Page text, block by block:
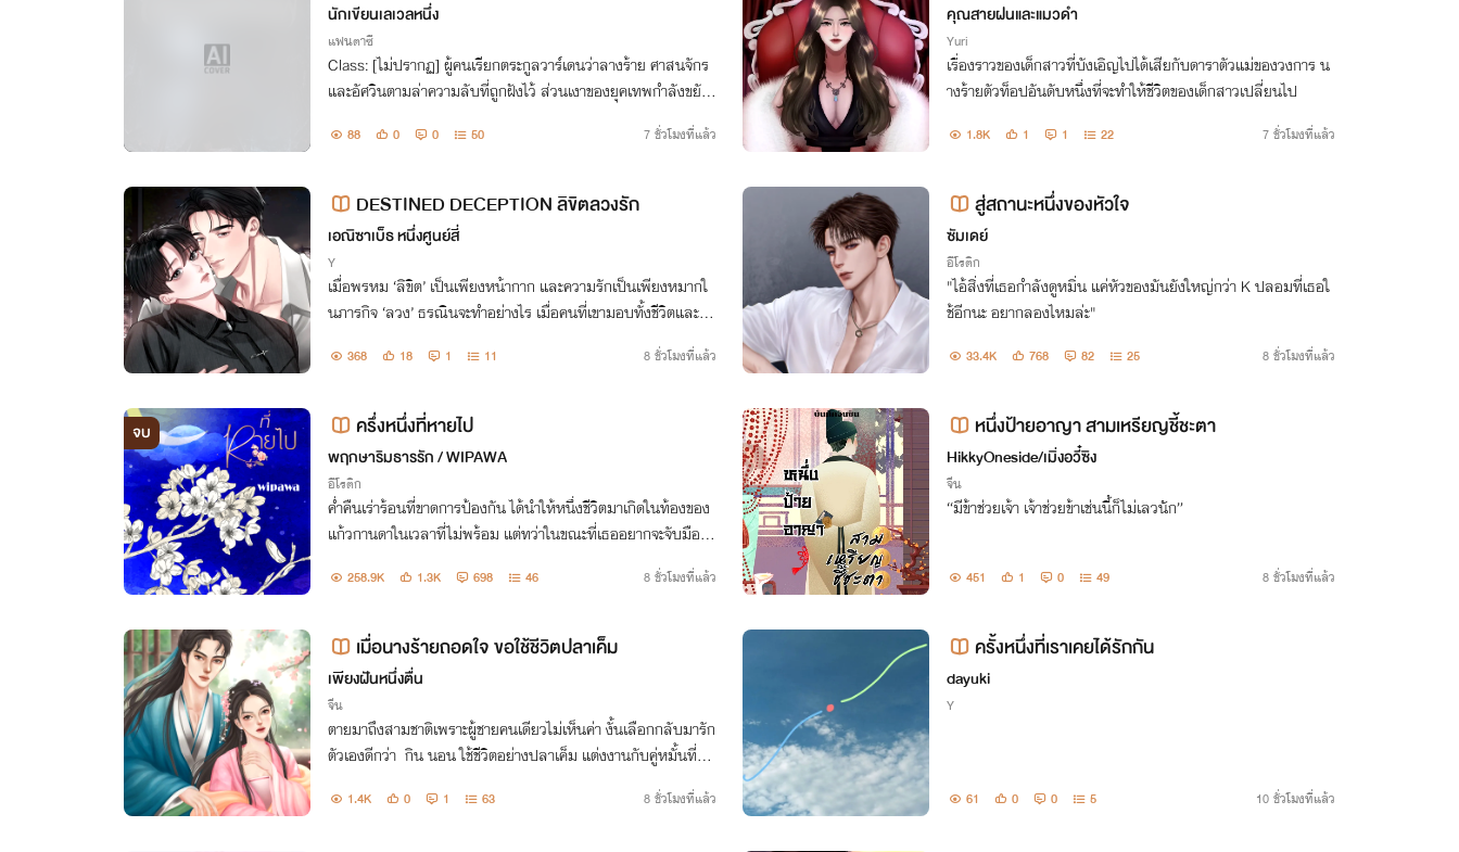
นักเขียนเลเวลหนึ่ง
แฟนตาซี
Class: [ไม่ปรากฏ] ผู้คนเรียกตระกูลวาร์เดนว่าลางร้าย ศาสนจักร
และอัศวินตามล่าความลับที่ถูกฝังไว้ ส่วนเงาของยุคเทพกำลังขยับ
งตนเองขึ้นมา
88 0 0 50 7 ชั่วโมงที่แล้ว
คุณสายฝนและแมวดำ
Yuri
เรื่องราวของเด็กสาวที่บังเอิญไปได้เสียกับดาราตัวแม่ของวงการ น
างร้ายตัวท็อปอันดับหนึ่งที่จะทำให้ชีวิตของเด็กสาวเปลี่ยนไป
1.8K 1 1 22 7 ชั่วโมงที่แล้ว
DESTINED DECEPTION ลิขิตลวงรัก
เอณิซาเบ็ธ หนึ่งศูนย์สี่
Y
เมื่อพรหม ‘ลิขิต’ เป็นเพียงหน้ากาก และความรักเป็นเพียงหมากใ
นภารกิจ ‘ลวง’ ธรณินจะทำอย่างไร เมื่อคนที่เขามอบทั้งชีวิตและหัว
368 18 1 11 8 ชั่วโมงที่แล้ว
สู่สถานะหนึ่งของหัวใจ
ซัมเดย์
อีโรติก
"ไอ้สิ่งที่เธอกำลังดูหมิ่น แค่หัวของมันยังใหญ่กว่า K ปลอมที่เธอใ
ช้อีกนะ อยากลองไหมล่ะ"
33.4K 768 82 25 8 ชั่วโมงที่แล้ว
จบ ครึ่งหนึ่งที่หายไป
พฤกษาริมธารรัก / WIPAWA
อีโรติก
ค่ำคืนเร่าร้อนที่ขาดการป้องกัน ได้นำให้หนึ่งชีวิตมาเกิดในท้องของ
แก้วกานดาในเวลาที่ไม่พร้อม แต่ทว่าในขณะที่เธออยากจะจับมือคเ
ให้กับเธอแทน
258.9K 1.3K 698 46 8 ชั่วโมงที่แล้ว
หนึ่งป้ายอาญา สามเหรียญชี้ชะตา
HikkyOneside/เมิ่งอวี๋ซิง
จีน
“มีข้าช่วยเจ้า เจ้าช่วยข้าเช่นนี้ก็ไม่เลวนัก”
451 1 0 49 8 ชั่วโมงที่แล้ว
เมื่อนางร้ายถอดใจ ขอใช้ชีวิตปลาเค็ม
เพียงฝันหนึ่งตื่น
จีน
ตายมาถึงสามชาติเพราะผู้ชายคนเดียวไม่เห็นค่า งั้นเลือกกลับมารัก
ตัวเองดีกว่า กิน นอน ใช้ชีวิตอย่างปลาเค็ม แต่งงานกับคู่หมั้นที่บิด
1.4K 0 1 63 8 ชั่วโมงที่แล้ว
ครั้งหนึ่งที่เราเคยได้รักกัน
dayuki
Y
61 0 0 5 10 ชั่วโมงที่แล้ว